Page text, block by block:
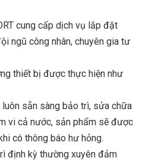
cung cấp dịch vụ lắp đặt
ngũ công nhân, chuyên gia tư
thiết bị được thực hiện như
sẵn sàng bảo trì, sửa chữa
vi cả nước, sản phẩm sẽ được
có thông báo hư hỏng.
định kỳ thường xuyên đảm